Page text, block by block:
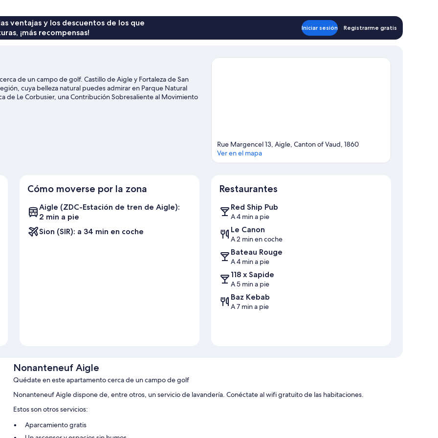
ventajas y los descuentos de los que
¡más recompensas!
Iniciar sesión Registrarme gratis
de un campo de golf. Castillo de Aigle y Fortaleza de San
cuya belleza natural puedes admirar en Parque Natural
de Le Corbusier, una Contribución Sobresaliente al Movimiento
merecen la pena. Relájate y date un capricho en las
Rue Margencel 13, Aigle, Canton of Vaud, 1860
Ver en el mapa
Cómo moverse por la zona
Aigle (ZDC-Estación de tren de Aigle):
2 min a pie
Sion (SIR): a 34 min en coche
Restaurantes
Red Ship Pub
A 4 min a pie
Le Canon
A 2 min en coche
Bateau Rouge
A 4 min a pie
118 x Sapide
A 5 min a pie
Baz Kebab
A 7 min a pie
Nonanteneuf Aigle
Quédate en este apartamento cerca de un campo de golf
Nonanteneuf Aigle dispone de, entre otros, un servicio de lavandería. Conéctate al wifi gratuito de las habitaciones.
Estos son otros servicios:
Aparcamiento gratis